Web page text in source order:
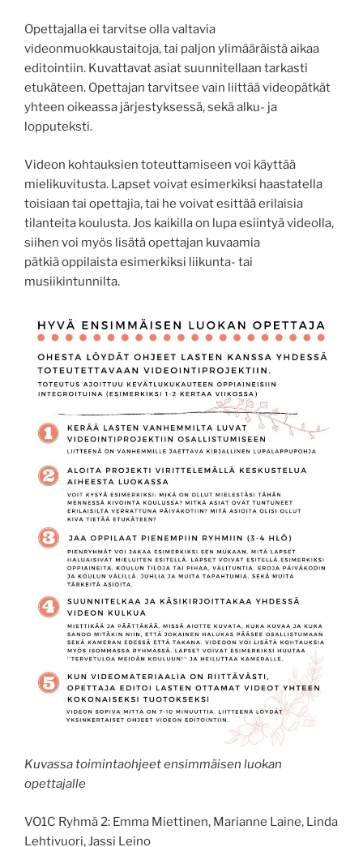
Opettajalla ei tarvitse olla valtavia
videonmuokkaustaitoja, tai paljon ylimääräistä aikaa
editointiin. Kuvattavat asiat suunnitellaan tarkasti
etukäteen. Opettajan tarvitsee vain liittää videopätkät
yhteen oikeassa järjestyksessä, sekä alku- ja
lopputeksti.
Videon kohtauksien toteuttamiseen voi käyttää
mielikuvitusta. Lapset voivat esimerkiksi haastatella
toisiaan tai opettajia, tai he voivat esittää erilaisia
tilanteita koulusta. Jos kaikilla on lupa esiintyä videolla,
siihen voi myös lisätä opettajan kuvaamia
pätkiä oppilaista esimerkiksi liikunta- tai
musiikintunnilta.
Kuvassa toimintaohjeet ensimmäisen luokan
opettajalle
VO1C Ryhmä 2: Emma Miettinen, Marianne Laine, Linda
Lehtivuori, Jassi Leino